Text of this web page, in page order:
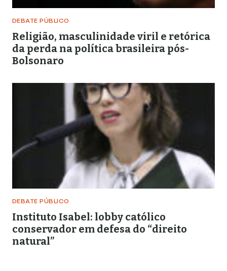
DEBATE PÚBLICO
Religião, masculinidade viril e retórica
da perda na política brasileira pós-
Bolsonaro
DEBATE PÚBLICO
Instituto Isabel: lobby católico
conservador em defesa do “direito
natural”